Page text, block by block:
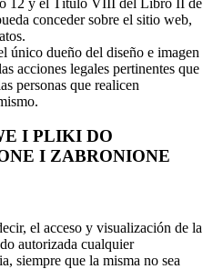
conceder sobre el sitio web,
dueño del diseño e imagen
acciones legales pertinentes que
personas que realicen
I PLIKI DO
I ZABRONIONE
el acceso y visualización de la
autorizada cualquier
siempre que la misma no sea